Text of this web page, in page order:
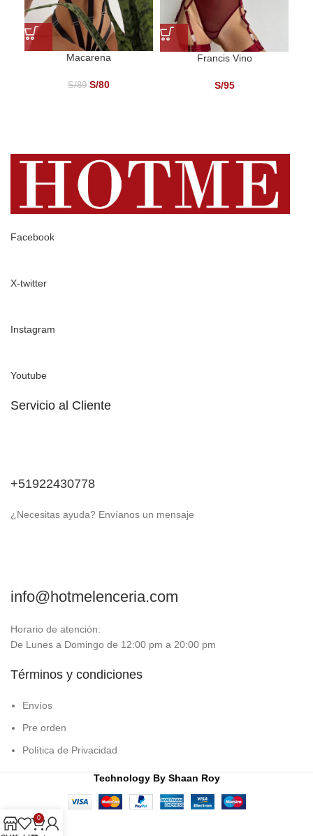
Macarena
S/89 S/80
Francis Vino
S/95
Facebook
X-twitter
Instagram
Youtube
Servicio al Cliente
+51922430778
¿Necesitas ayuda? Envíanos un mensaje
info@hotmelenceria.com
Horario de atención:
De Lunes a Domingo de 12:00 pm a 20:00 pm
Términos y condiciones
Envíos
Pre orden
Política de Privacidad
Technology By Shaan Roy
0